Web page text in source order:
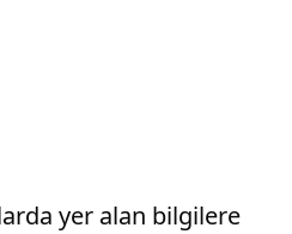
yer alan bilgilere